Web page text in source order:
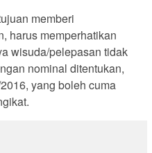
memberi
harus memperhatikan
wisuda/pelepasan tidak
nominal ditentukan,
yang boleh cuma